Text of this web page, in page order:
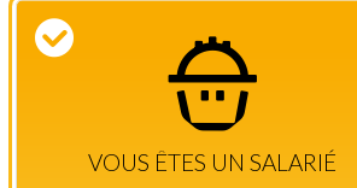
CONSULTEZ
CONNEXION
VOUS ÊTES UN SALARIÉ